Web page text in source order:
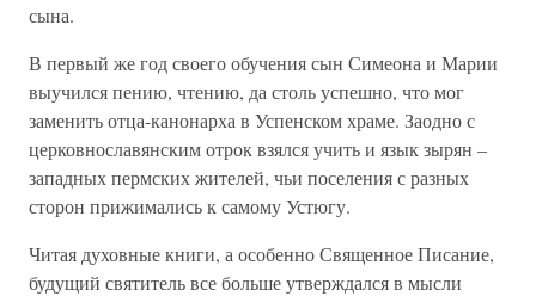
сына.
В первый же год своего обучения сын Симеона и Марии
выучился пению, чтению, да столь успешно, что мог
заменить отца-канонарха в Успенском храме. Заодно с
церковнославянским отрок взялся учить и язык зырян –
западных пермских жителей, чьи поселения с разных
сторон прижимались к самому Устюгу.
Читая духовные книги, а особенно Священное Писание,
будущий святитель все больше утверждался в мысли